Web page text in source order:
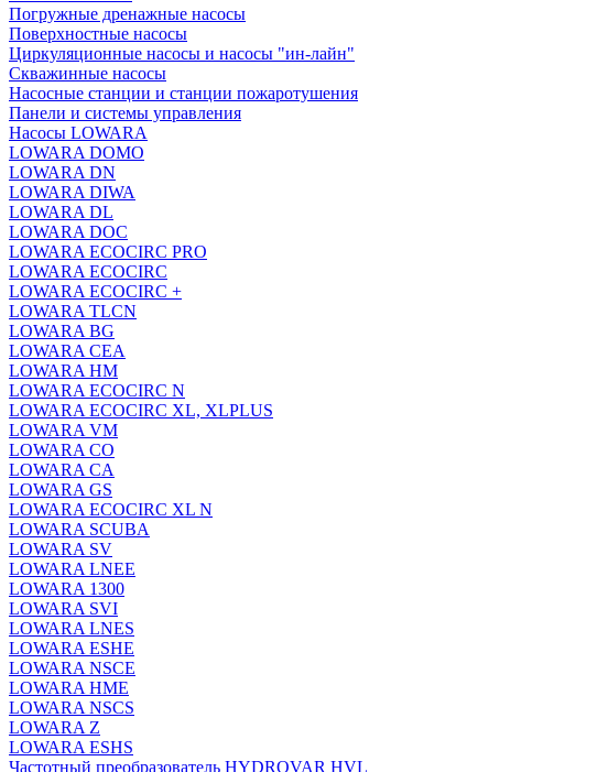
Погружные дренажные насосы
Поверхностные насосы
Циркуляционные насосы и насосы "ин-лайн"
Скважинные насосы
Насосные станции и станции пожаротушения
Панели и системы управления
Насосы LOWARA
LOWARA DOMO
LOWARA DN
LOWARA DIWA
LOWARA DL
LOWARA DOC
LOWARA ECOCIRC PRO
LOWARA ECOCIRC
LOWARA ECOCIRC +
LOWARA TLCN
LOWARA BG
LOWARA CEA
LOWARA HM
LOWARA ECOCIRC N
LOWARA ECOCIRC XL, XLPLUS
LOWARA VM
LOWARA CO
LOWARA CA
LOWARA GS
LOWARA ECOCIRC XL N
LOWARA SCUBA
LOWARA SV
LOWARA LNEE
LOWARA 1300
LOWARA SVI
LOWARA LNES
LOWARA ESHE
LOWARA NSCE
LOWARA HME
LOWARA NSCS
LOWARA Z
LOWARA ESHS
Частотный преобразователь HYDROVAR HVL